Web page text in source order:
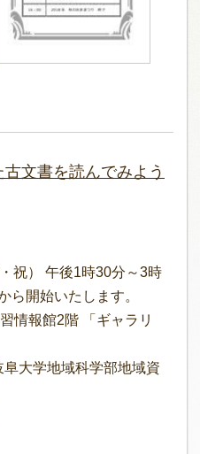
文書を読んでみよう
祝） 午後1時30分～3時
ら開始いたします。
情報館2階 「ギャラリ
大学地域科学部地域資